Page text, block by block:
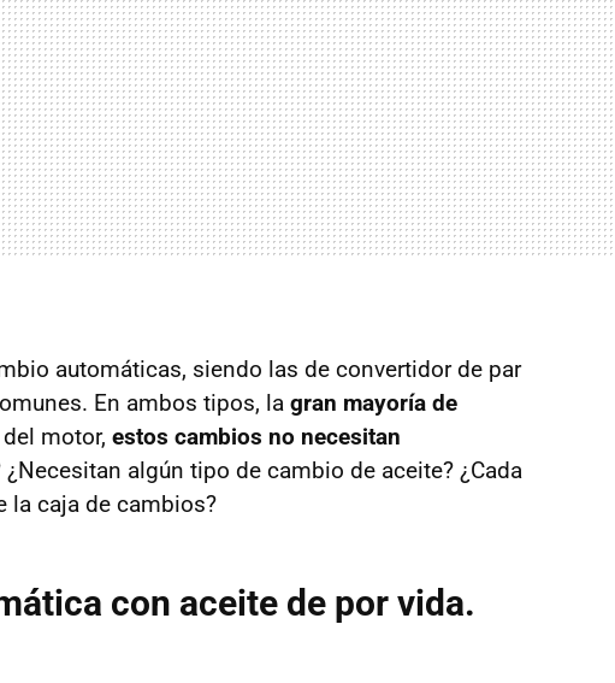
automáticas, siendo las de convertidor de par
En ambos tipos, la gran mayoría de
motor, estos cambios no necesitan
¿Necesitan algún tipo de cambio de aceite? ¿Cada
la caja de cambios?
con aceite de por vida.